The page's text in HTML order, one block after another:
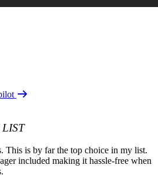
This is by far the top choice in my list.
included making it hassle-free when